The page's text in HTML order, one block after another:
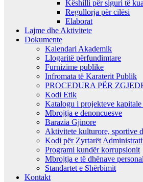
Këshilli për siguri të
Regullorja për cilësi
Elaborat
Lajme dhe Aktivitete
Dokumente
Kalendari Akademik
Llogaritë përfundimtare
Furnizime publike
Infromata të Karaterit Publik
PROCEDURA PËR
Kodi Etik
Katalogu i projekteve
Mbrojtja e denoncuesve
Barazia Gjinore
Aktivitete kulturore, sportive
Kodi për Zyrtarët
Programi kundër korrupsionit
Mbrojtja e të dhënave
Standartet e Shërbimit
Kontakt